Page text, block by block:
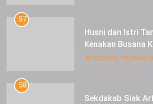
57
Husni dan Istri
Kenakan Busana
SMK Pariwisata
INFOTORIAL PEMKAB
58
Sekdakab Siak